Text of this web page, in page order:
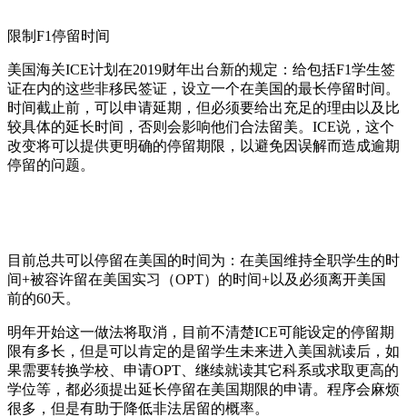
限制F1停留时间
美国海关ICE计划在2019财年出台新的规定：给包括F1学生签
证在内的这些非移民签证，设立一个在美国的最长停留时间。
时间截止前，可以申请延期，但必须要给出充足的理由以及比
较具体的延长时间，否则会影响他们合法留美。ICE说，这个
改变将可以提供更明确的停留期限，以避免因误解而造成逾期
停留的问题。
目前总共可以停留在美国的时间为：在美国维持全职学生的时
间+被容许留在美国实习（OPT）的时间+以及必须离开美国
前的60天。
明年开始这一做法将取消，目前不清楚ICE可能设定的停留期
限有多长，但是可以肯定的是留学生未来进入美国就读后，如
果需要转换学校、申请OPT、继续就读其它科系或求取更高的
学位等，都必须提出延长停留在美国期限的申请。程序会麻烦
很多，但是有助于降低非法居留的概率。